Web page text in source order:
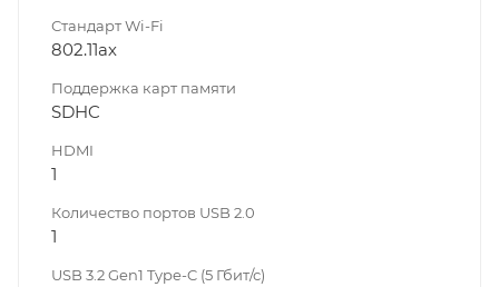
Стандарт Wi-Fi
802.11ах
Поддержка карт памяти
SDHC
HDMI
1
Количество портов USB 2.0
1
USB 3.2 Gen1 Type-C (5 Гбит/с)